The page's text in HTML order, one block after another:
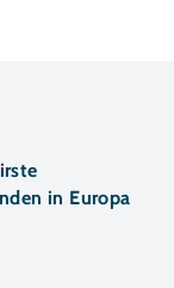
in Europa